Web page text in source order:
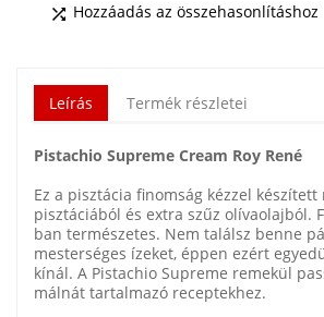
 Hozzáadás az összehasonlításhoz
Leírás Termék részletei
Pistachio Supreme Cream Roy René
Ez a pisztácia finomság kézzel készített
pisztáciából és extra szűz olívaolajból.
ban természetes. Nem találsz benne
mesterséges ízeket, éppen ezért
kínál. A Pistachio Supreme remekül
málnát tartalmazó receptekhez.